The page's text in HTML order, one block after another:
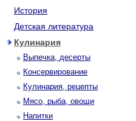
История
Детская литература
Кулинария
Выпечка, десерты
Консервирование
Кулинария, рецепты
Мясо, рыба, овощи
Напитки